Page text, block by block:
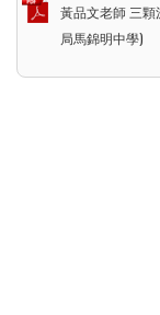
黃品文老師 三顆
局馬錦明中學)